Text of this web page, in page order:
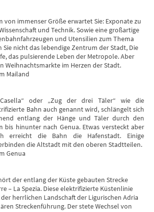
von immenser Größe erwartet Sie: Exponate zu
und Technik. Sowie eine großartige
und Utensilien zum Thema
Sie nicht das lebendige Zentrum der Stadt, Die
das pulsierende Leben der Metropole. Aber
Weihnachtsmarkte im Herzen der Stadt.
Mailand
oder „Zug der drei Täler“ wie die
Bahn auch genannt wird, schlängelt sich
entlang der Hänge und Täler durch den
bis hinunter nach Genua. Etwas versteckt aber
erreicht die Bahn die Hafenstadt. Einige
die Altstadt mit den oberen Stadtteilen.
Genua
der entlang der Küste gebauten Strecke
– La Spezia. Diese elektrifizierte Küstenlinie
herrlichen Landschaft der Ligurischen Adria
Streckenführung. Der stete Wechsel von